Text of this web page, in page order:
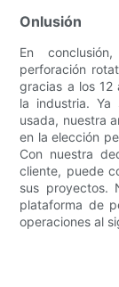
Onlusión
En
perforación
gracias a los 12
la industria. Ya
usada, nuestra
en la elección
Con nuestra
cliente, puede
sus proyectos.
plataforma de
operaciones al